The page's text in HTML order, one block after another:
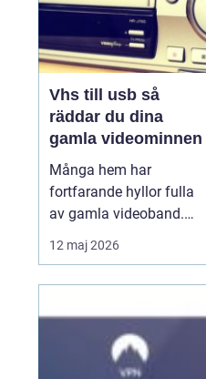
Vhs till usb så
räddar du dina
gamla videominnen
Många hem har
fortfarande hyllor fulla
av gamla videoband.
Familjefester, barns
första steg, resor och
som sakta bryts ner.
Samtidigt försvinner
fungerande videospelare
12 maj 2026